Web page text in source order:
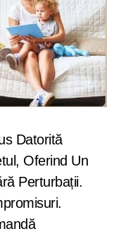
Datorită
Oferind Un
Perturbații.